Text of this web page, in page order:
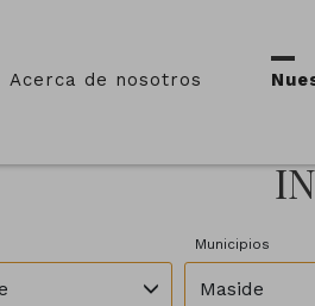
Acerca de nosotros
Municipios
Maside